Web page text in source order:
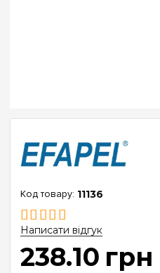
11136
Написати відгук
238.10 грн